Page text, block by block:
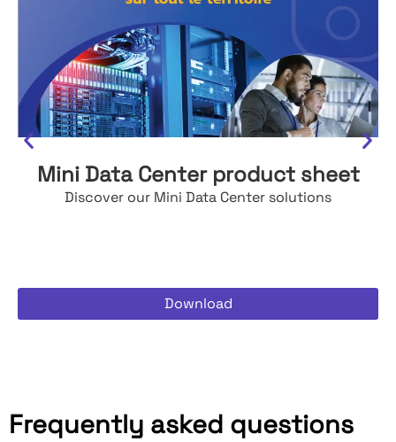
Mini Data Center product sheet
Discover our Mini Data Center solutions
Download
Frequently asked questions